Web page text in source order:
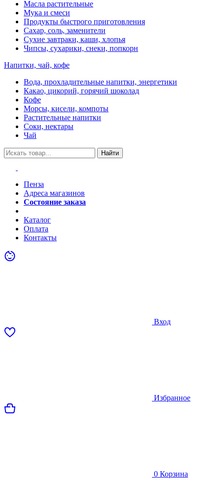
Масла растительные
Мука и смеси
Продукты быстрого приготовления
Сахар, соль, заменители
Сухие завтраки, каши, хлопья
Чипсы, сухарики, снеки, попкорн
Напитки, чай, кофе
Вода, прохладительные напитки, энергетики
Какао, цикорий, горячий шоколад
Кофе
Морсы, кисели, компоты
Растительные напитки
Соки, нектары
Чай
Найти
Пенза
Адреса магазинов
Состояние заказа
Каталог
Оплата
Контакты
Вход
Избранное
0 Корзина